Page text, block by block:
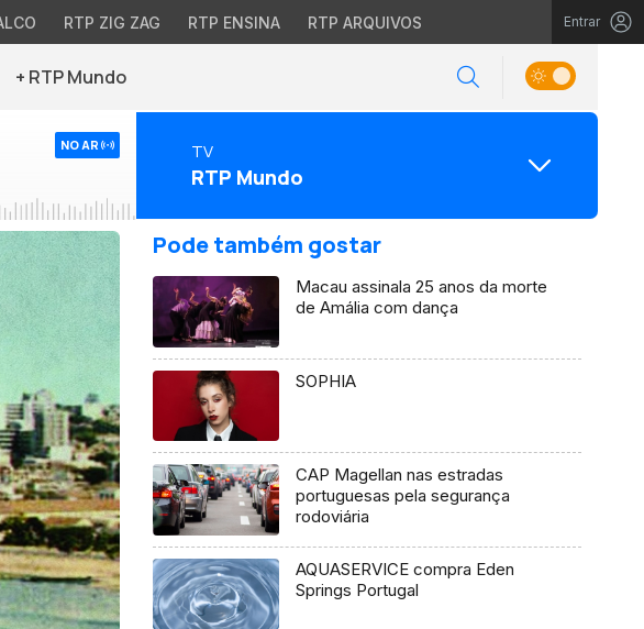
RTP ZIG ZAG RTP ENSINA RTP ARQUIVOS Entrar
+ RTP Mundo
NO AR TV
RTP Mundo
Pode também gostar
Macau assinala 25 anos da morte
de Amália com dança
SOPHIA
CAP Magellan nas estradas
portuguesas pela segurança
rodoviária
AQUASERVICE compra Eden
Springs Portugal